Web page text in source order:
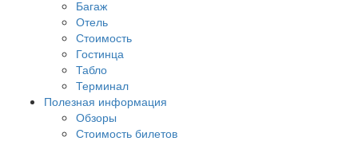
Багаж
Отель
Стоимость
Гостинца
Табло
Терминал
Полезная информация
Обзоры
Стоимость билетов